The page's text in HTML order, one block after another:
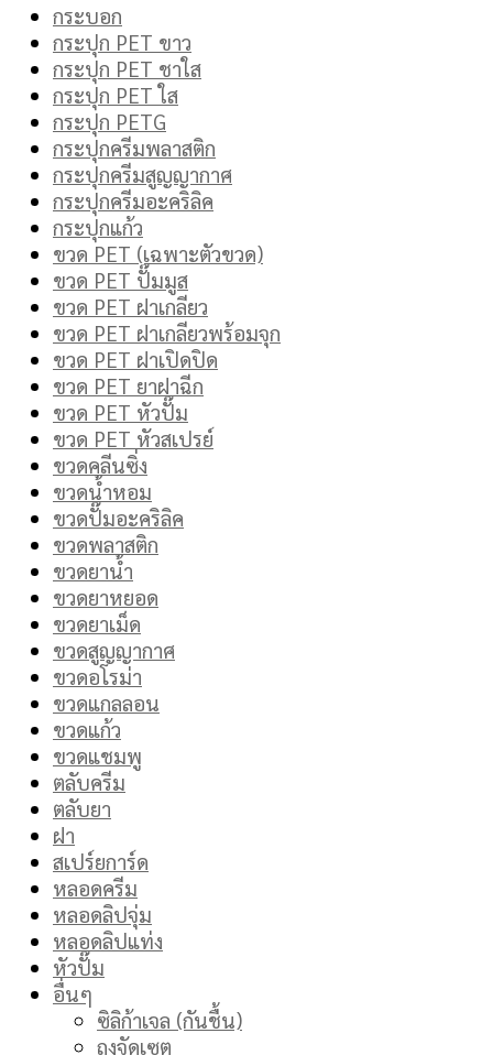
กระบอก
กระปุก PET ขาว
กระปุก PET ชาใส
กระปุก PET ใส
กระปุก PETG
กระปุกครีมพลาสติก
กระปุกครีมสูญญากาศ
กระปุกครีมอะคริลิค
กระปุกแก้ว
ขวด PET (เฉพาะตัวขวด)
ขวด PET ปั๊มมูส
ขวด PET ฝาเกลียว
ขวด PET ฝาเกลียวพร้อมจุก
ขวด PET ฝาเปิดปิด
ขวด PET ยาฝาฉีก
ขวด PET หัวปั๊ม
ขวด PET หัวสเปรย์
ขวดคลีนซิ่ง
ขวดน้ำหอม
ขวดปั๊มอะคริลิค
ขวดพลาสติก
ขวดยาน้ำ
ขวดยาหยอด
ขวดยาเม็ด
ขวดสูญญากาศ
ขวดอโรม่า
ขวดแกลลอน
ขวดแก้ว
ขวดแชมพู
ตลับครีม
ตลับยา
ฝา
สเปร์ยการ์ด
หลอดครีม
หลอดลิปจุ่ม
หลอดลิปแท่ง
หัวปั๊ม
อื่นๆ
ซิลิก้าเจล (กันชื้น)
ถุงจัดเซต